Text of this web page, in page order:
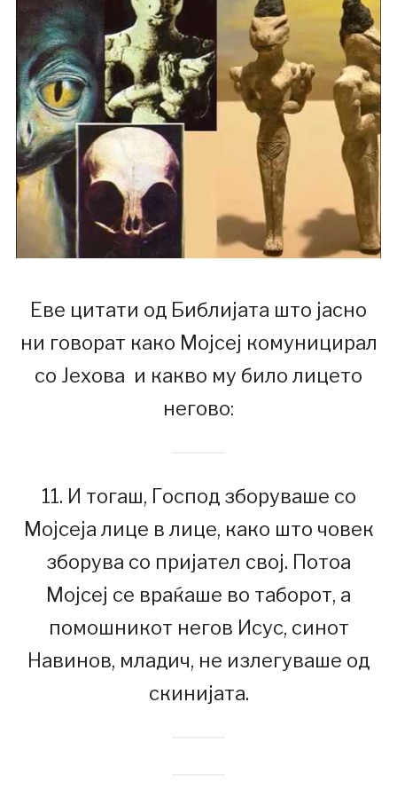
Еве цитати од Библијата што јасно
ни говорат како Мојсеј комуницирал
со Јехова и какво му било лицето
негово:
11. И тогаш, Господ зборуваше со
Мојсеја лице в лице, како што човек
зборува со пријател свој. Потоа
Мојсеј се враќаше во таборот, а
помошникот негов Исус, синот
Навинов, младич, не излегуваше од
скинијата.